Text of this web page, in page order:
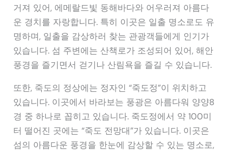
거져 있어, 에메랄드빛 동해바다와 어우러져 아름다
운 경치를 자랑합니다. 특히 이곳은 일출 명소로도 유
명하며, 일출을 감상하러 찾는 관광객들에게 인기가
있습니다. 섬 주변에는 산책로가 조성되어 있어, 해안
풍경을 즐기면서 걷기나 산림욕을 즐길 수 있습니다.
또한, 죽도의 정상에는 정자인 “죽도정”이 위치하고
있습니다. 이곳에서 바라보는 풍광은 아름다워 양양8
경 중 하나로 꼽히고 있습니다. 죽도정에서 약 100미
터 떨어진 곳에는 “죽도 전망대”가 있습니다. 이곳은
섬의 아름다운 풍경을 한눈에 감상할 수 있는 명소로,